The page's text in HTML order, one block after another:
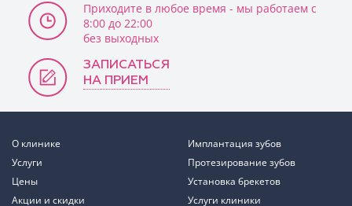
Приходите в любое время - мы работаем с
8:00 до 22:00
без выходных
ЗАПИСАТЬСЯ
НА ПРИЕМ
О клинике
Услуги
Цены
Акции и скидки
Имплантация зубов
Протезирование зубов
Установка брекетов
Услуги клиники